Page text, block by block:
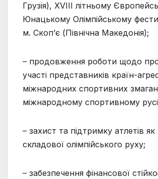
Грузія), XVIII літньому
Юнацькому Олімпійському
м. Скоп’є (Північна Македонія);
– продовження роботи щодо
участі представників країн-
міжнародних спортивних
міжнародному спортивному
– захист та підтримку атлетів
складової олімпійського руху;
– забезпечення фінансової